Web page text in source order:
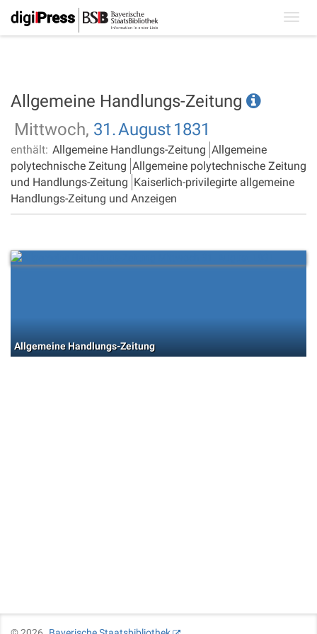
Allgemeine Handlungs-Zeitung
Mittwoch, 31.August 1831
enthält: Allgemeine Handlungs-Zeitung Allgemeine
polytechnische Zeitung Allgemeine polytechnische Zeitung
und Handlungs-Zeitung Kaiserlich-privilegirte allgemeine
Handlungs-Zeitung und Anzeigen
Allgemeine Handlungs-Zeitung